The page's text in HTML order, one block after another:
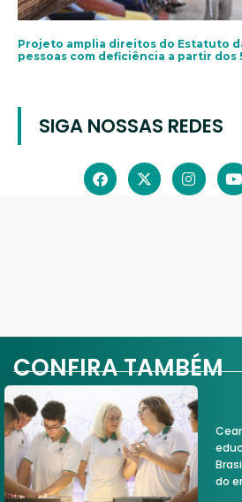
Projeto amplia direitos do Estatuto
pessoas com deficiência a partir dos
SIGA NOSSAS REDES
CONFIRA TAMBÉM
do